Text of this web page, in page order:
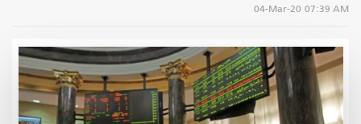
04-Mar-20 07:39 AM